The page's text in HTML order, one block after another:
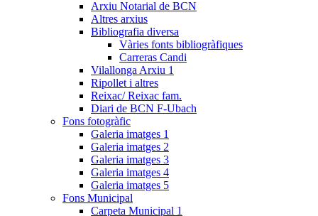
Arxiu Notarial de BCN
Altres arxius
Bibliografia diversa
Vàries fonts bibliogràfiques
Carreras Candi
Vilallonga Arxiu 1
Ripollet i altres
Reixac/ Reixac fam.
Diari de BCN F-Ubach
Fons fotogràfic
Galeria imatges 1
Galeria imatges 2
Galeria imatges 3
Galeria imatges 4
Galeria imatges 5
Fons Municipal
Carpeta Municipal 1